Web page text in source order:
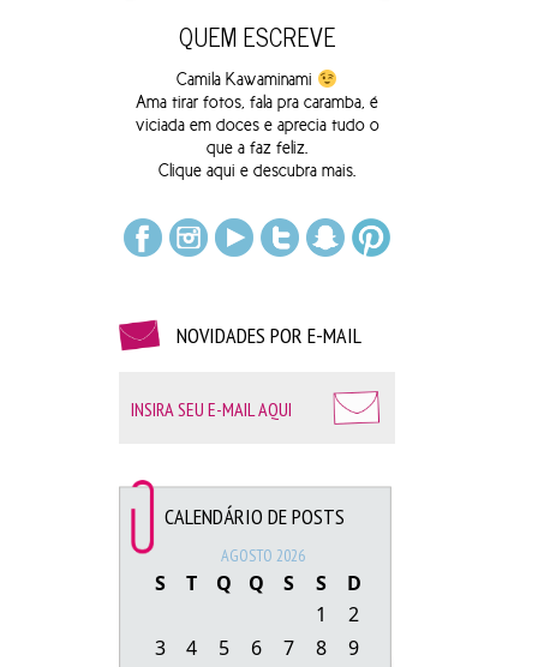
Algumas fotos que tirei lá:
QUEM ESCREVE
Camila Kawaminami
Ama tirar fotos, fala pra caramba, é
viciada em doces e aprecia tudo o
que a faz feliz.
Clique aqui e descubra mais.
NOVIDADES POR E-MAIL
CALENDÁRIO DE POSTS
AGOSTO 2026
S T Q Q S S
D
1
2
3
4 5 6 7 8
9